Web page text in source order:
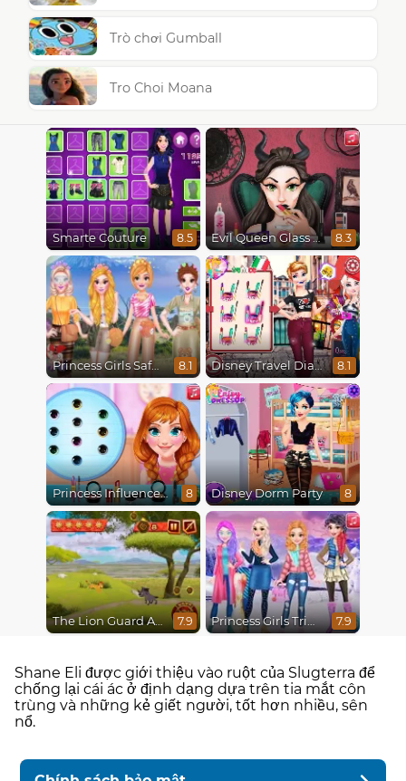
Trò chơi Gumball
Tro Choi Moana
Smarte Couture 8.5 Evil Queen Glass Skin Routine #Influencer 8.3
Princess Girls Safari Trip 8.1 Disney Travel Diaries: City Break 8.1
Princess Influencer Winter Wonderland 8 Disney Dorm Party 8
The Lion Guard Assemble 7.9 Princess Girls Trip To Aspen 7.9
Shane Eli được giới thiệu vào ruột của Slugterra để
chống lại cái ác ở định dạng dựa trên tia mắt côn
trùng và những kẻ giết người, tốt hơn nhiều, sên
nổ.